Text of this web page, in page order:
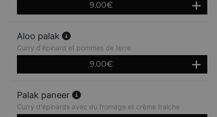
9.00€
Aloo palak
Curry d'épinard et pommes de terre
9.00€
Palak paneer
Curry d'épinards avec du fromage et crème fraiche